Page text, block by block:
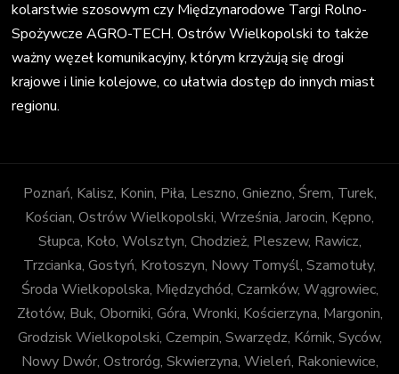
kolarstwie szosowym czy Międzynarodowe Targi Rolno-
Spożywcze AGRO-TECH. Ostrów Wielkopolski to także
ważny węzeł komunikacyjny, którym krzyżują się drogi
krajowe i linie kolejowe, co ułatwia dostęp do innych miast
regionu.
Poznań, Kalisz, Konin, Piła, Leszno, Gniezno, Śrem, Turek,
Kościan, Ostrów Wielkopolski, Września, Jarocin, Kępno,
Słupca, Koło, Wolsztyn, Chodzież, Pleszew, Rawicz,
Trzcianka, Gostyń, Krotoszyn, Nowy Tomyśl, Szamotuły,
Środa Wielkopolska, Międzychód, Czarnków, Wągrowiec,
Złotów, Buk, Oborniki, Góra, Wronki, Kościerzyna, Margonin,
Grodzisk Wielkopolski, Czempin, Swarzędz, Kórnik, Syców,
Nowy Dwór, Ostroróg, Skwierzyna, Wieleń, Rakoniewice,